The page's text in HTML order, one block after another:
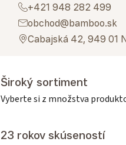
+421 948 282 499
obchod@bamboo.sk
Cabajská 42, 949 01
Široký sortiment
Vyberte si z množstva
23 rokov skúseností